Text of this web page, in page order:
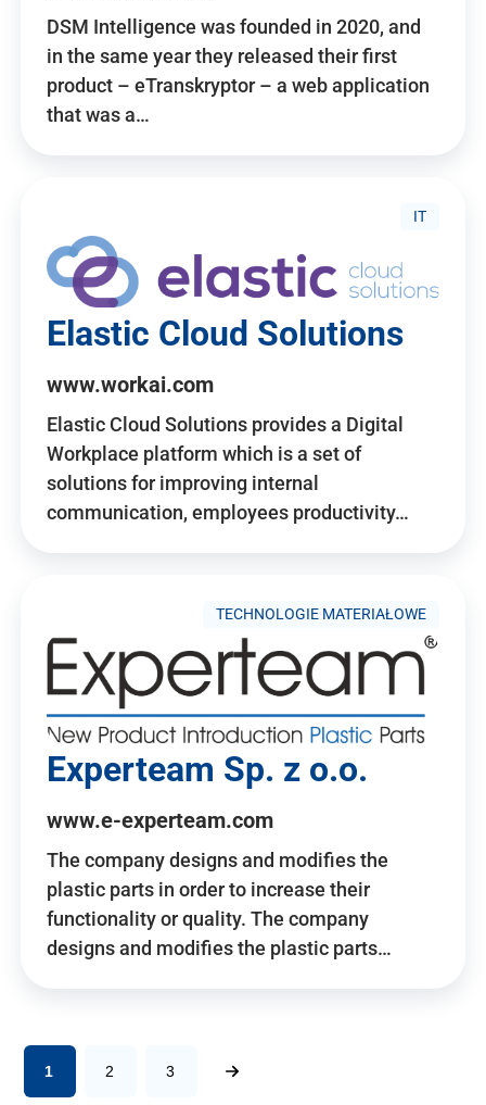
DSM Intelligence was founded in 2020, and
in the same year they released their first
product – eTranskryptor – a web application
that was a…
IT
Elastic Cloud Solutions
www.workai.com
Elastic Cloud Solutions provides a Digital
Workplace platform which is a set of
solutions for improving internal
communication, employees productivity…
TECHNOLOGIE MATERIAŁOWE
Experteam Sp. z o.o.
www.e-experteam.com
The company designs and modifies the
plastic parts in order to increase their
functionality or quality. The company
designs and modifies the plastic parts…
1 2 3